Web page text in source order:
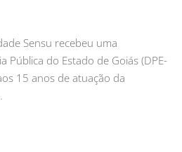
Sensu recebeu uma
Pública do Estado de Goiás (DPE-
15 anos de atuação da